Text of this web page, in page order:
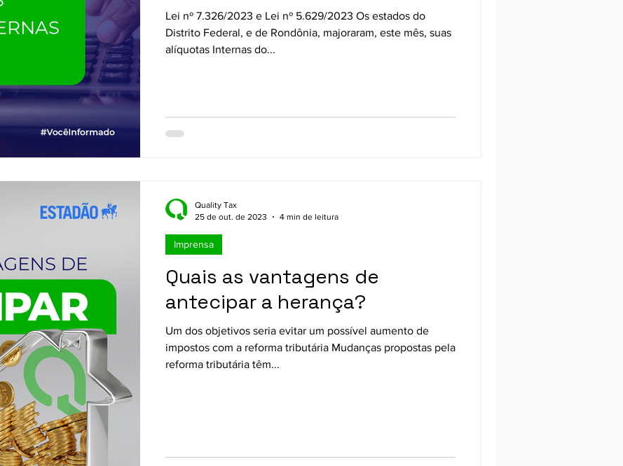
Lei nº 7.326/2023 e Lei nº 5.629/2023 Os estados do
Distrito Federal, e de Rondônia, majoraram, este mês, suas
alíquotas Internas do...
Quais as vantagens de
antecipar a herança?
Um dos objetivos seria evitar um possível aumento de
impostos com a reforma tributária Mudanças propostas pela
reforma tributária têm...
Imprensa
Quality Tax
25 de out. de 2023
4 min de leitura